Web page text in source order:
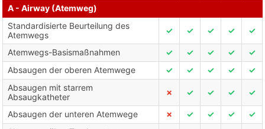
A - Airway (Atemweg)
Standardisierte Beurteilung des
Atemwegs
✓ ✓ ✓ ✓ ✓
Atemwegs-Basismaßnahmen ✓ ✓ ✓ ✓
✓
Absaugen der oberen Atemwege
✓ ✓ ✓ ✓
✓
Absaugen mit starrem
Absaugkatheter
✗ ✓ ✓ ✓ ✓
Absaugen der unteren Atemwege ✗ ✓ ✓ ✓
✓